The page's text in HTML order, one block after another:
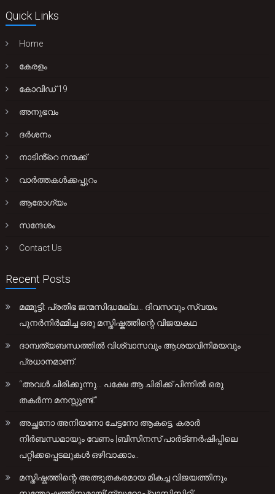
Quick Links
Home
കേരളം
കോവിഡ് 19
അനുഭവം
ദർശനം
നാടിൻ്റെ നന്മക്ക്
വാർത്തകൾക്കപ്പുറം
ആരോഗ്യം
സന്ദേശം
Contact Us
Recent Posts
മമ്മൂട്ടി: പ്രതിഭ ജന്മസിദ്ധമല്ല… ദിവസവും സ്വയം
പുനർനിർമ്മിച്ച ഒരു മസ്തിഷ്കത്തിന്റെ വിജയകഥ
ദാമ്പത്യബന്ധത്തിൽ വിശ്വാസവും ആശയവിനിമയവും
പ്രധാനമാണ്.
“അവൾ ചിരിക്കുന്നു… പക്ഷേ ആ ചിരിക്ക് പിന്നിൽ ഒരു
തകർന്ന മനസ്സുണ്ട്.”
അച്ഛനോ അനിയനോ ചേട്ടനോ ആകട്ടെ, കരാർ
നിർബന്ധമായും വേണം |ബിസിനസ് പാർട്ണർഷിപ്പിലെ
പറ്റിക്കപ്പെടലുകൾ ഒഴിവാക്കാം..
മസ്തിഷ്കത്തിന്റെ അത്ഭുതകരമായ മികച്ച വിജയത്തിനും